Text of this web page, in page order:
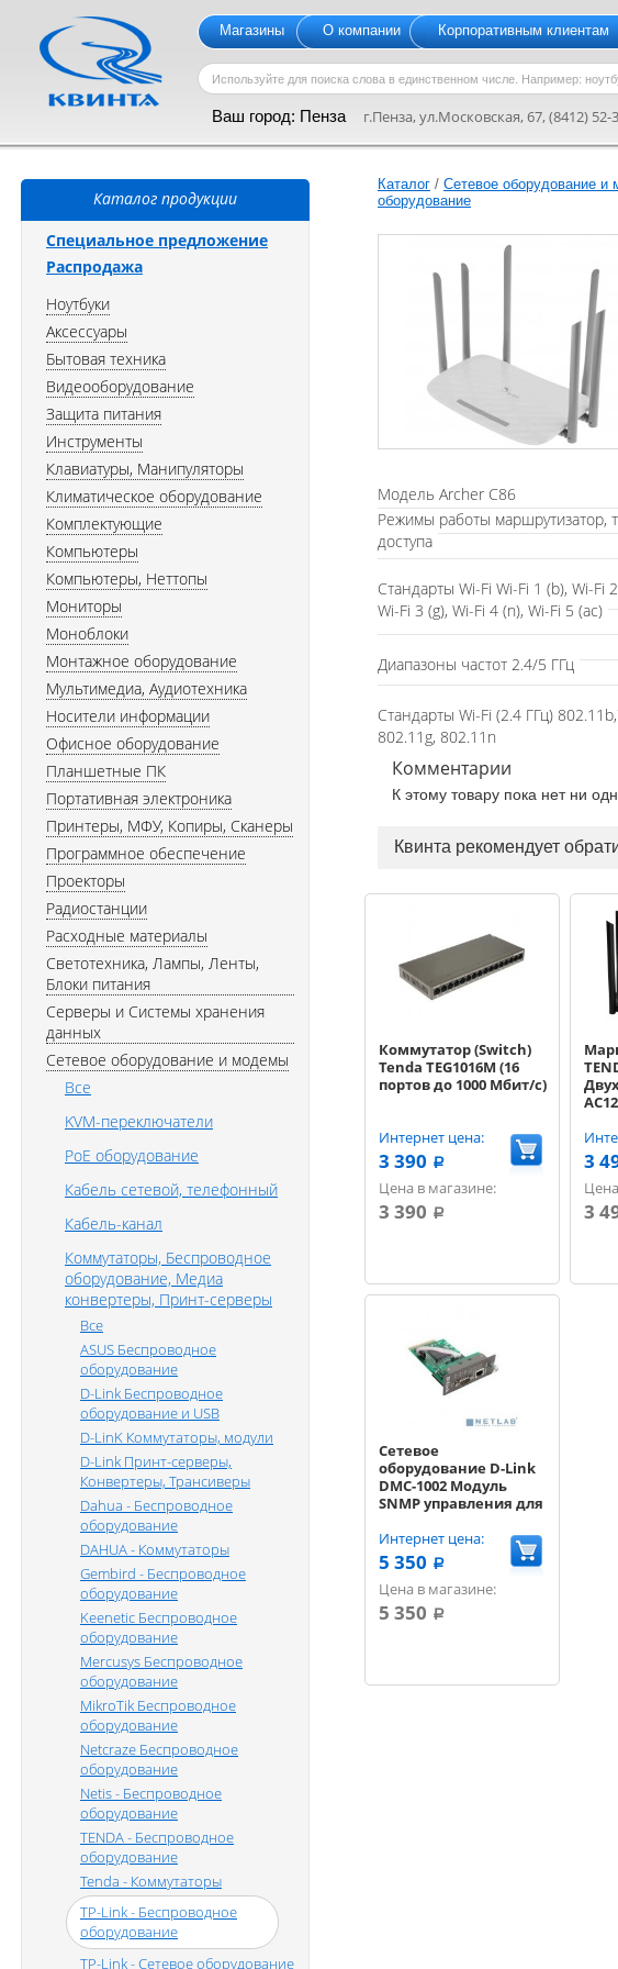
Магазины О компании Корпоративным клиентам
Ваш город: Пенза г.Пенза, ул.Московская, 67, (8412) 52-
Каталог / Сетевое оборудование и
оборудование
Модель Archer C86
Режимы работы маршрутизатор,
доступа
Стандарты Wi-Fi Wi-Fi 1 (b), Wi-Fi
Wi-Fi 3 (g), Wi-Fi 4 (n), Wi-Fi 5 (ac)
Диапазоны частот 2.4/5 ГГц
Стандарты Wi-Fi (2.4 ГГц) 802.11b,
802.11g, 802.11n
Комментарии
К этому товару пока нет ни
Квинта рекомендует
Коммутатор (Switch)
Tenda TEG1016M (16
портов до 1000 Мбит/с)
Интернет цена:
3 390 a
Цена в магазине:
3 390 a
3
3
Сетевое
оборудование D-Link
DMC-1002 Модуль
SNMP управления для
Интернет цена:
5 350 a
Цена в магазине:
5 350 a
Каталог продукции
Специальное предложение
Распродажа
Ноутбуки
Аксессуары
Бытовая техника
Видеооборудование
Защита питания
Инструменты
Клавиатуры, Манипуляторы
Климатическое оборудование
Комплектующие
Компьютеры
Компьютеры, Неттопы
Мониторы
Моноблоки
Монтажное оборудование
Мультимедиа, Аудиотехника
Носители информации
Офисное оборудование
Планшетные ПК
Портативная электроника
Принтеры, МФУ, Копиры, Сканеры
Программное обеспечение
Проекторы
Радиостанции
Расходные материалы
Светотехника, Лампы, Ленты,
Блоки питания
Серверы и Системы хранения
данных
Сетевое оборудование и модемы
Все
KVM-переключатели
PoE оборудование
Кабель сетевой, телефонный
Кабель-канал
Коммутаторы, Беспроводное
оборудование, Медиа
конвертеры, Принт-серверы
Все
ASUS Беспроводное
оборудование
D-Link Беспроводное
оборудование и USB
D-LinK Коммутаторы, модули
D-Link Принт-серверы,
Конвертеры, Трансиверы
Dahua - Беспроводное
оборудование
DAHUA - Коммутаторы
Gembird - Беспроводное
оборудование
Keenetic Беспроводное
оборудование
Mercusys Беспроводное
оборудование
MikroTik Беспроводное
оборудование
Netcraze Беспроводное
оборудование
Netis - Беспроводное
оборудование
TENDA - Беспроводное
оборудование
Tenda - Коммутаторы
TP-Link - Беспроводное
оборудование
TP-Link - Сетевое оборудование